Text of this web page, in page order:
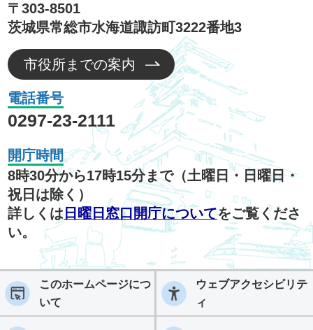
〒303-8501
茨城県常総市水海道諏訪町3222番地3
市役所までの案内
電話番号
0297-23-2111
開庁時間
8時30分から17時15分まで（土曜日・日曜日・
祝日は除く）
詳しくは 日曜日窓口開庁についてをご覧くださ
い。
このホームページにつ
いて
ウェブアクセシビリテ
ィ